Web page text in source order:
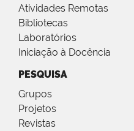
Atividades Remotas
Bibliotecas
Laboratórios
Iniciação à Docência
PESQUISA
Grupos
Projetos
Revistas